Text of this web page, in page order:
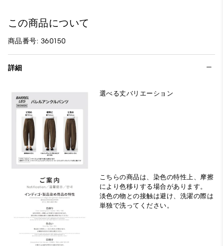
この商品について
商品番号: 360150
詳細
選べる丈バリエーション
こちらの商品は、染色の特性上、摩擦
により色移りする場合があります。
淡色の物との接触は避け、洗濯の際は
単独で洗ってください。